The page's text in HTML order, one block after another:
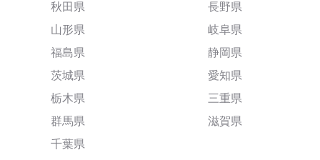
秋田県
山形県
福島県
茨城県
栃木県
群馬県
千葉県
長野県
岐阜県
静岡県
愛知県
三重県
滋賀県